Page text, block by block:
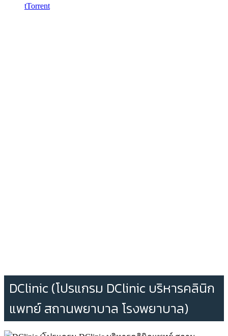
tTorrent
DClinic (โปรแกรม DClinic บริหารคลินิก
แพทย์ สถานพยาบาล โรงพยาบาล)